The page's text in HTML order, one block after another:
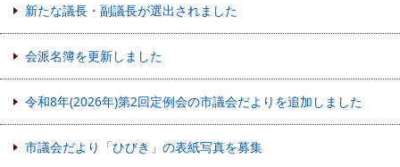
新たな議長・副議長が選出されました
会派名簿を更新しました
令和8年(2026年)第2回定例会の市議会だよりを追加しました
市議会だより「ひびき」の表紙写真を募集